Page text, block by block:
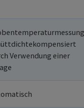
Verwendung einer